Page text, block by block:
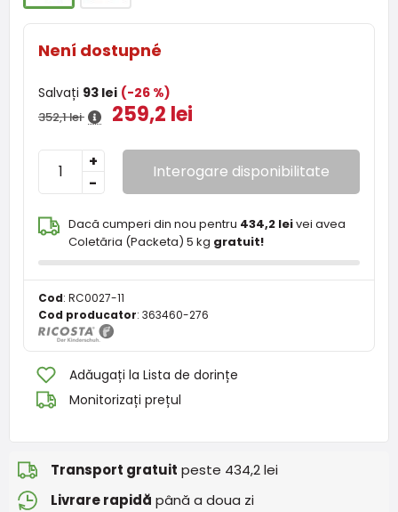
Není dostupné
Salvați 93 lei (-26 %)
352,1 lei 259,2 lei
-
+ Interogare disponibilitate
Dacă cumperi din nou pentru 434,2 leivei avea
Coletăria (Packeta) 5 kg gratuit!
Cod: RC0027-11
Cod producator: 363460-276
Adăugați la Lista de dorințe
Monitorizați prețul
Transport gratuit peste 434,2 lei
Livrare rapidă până a doua zi